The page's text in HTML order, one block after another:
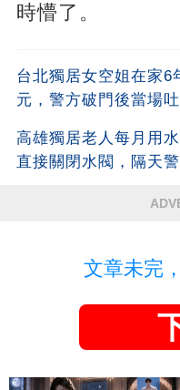
時懵了。
台北獨居女空姐在家6
元，警方破門後當場
高雄獨居老人每月用
直接關閉水閥，隔天
文章未完